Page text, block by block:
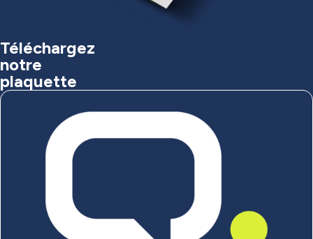
Téléchargez
notre
plaquette